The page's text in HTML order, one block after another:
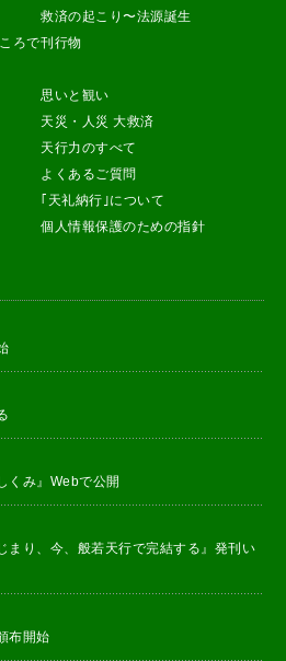
救済の起こり〜法源誕生
ろで刊行物
思いと観い
天災・人災 大救済
天行力のすべて
よくあるご質問
｢天礼納行｣について
個人情報保護のための指針
くみ』Webで公開
まり、今、般若天行で完結する』発刊い
布開始